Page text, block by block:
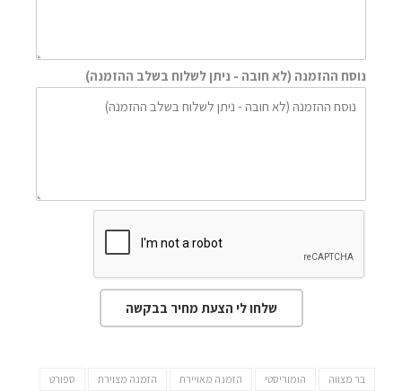
נוסח ההזמנה (לא חובה - ניתן לשלוח בשלב ההזמנה)
שלחו לי הצעת מחיר בבקשה
בר מצווה הומוריסטי הזמנה מאויירת הזמנה מצוירת ספורט